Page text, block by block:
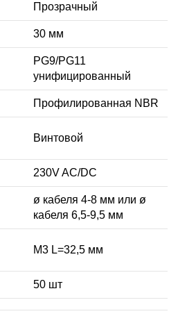
Прозрачный
30 мм
PG9/PG11
унифицированный
Профилированная NBR
Винтовой
230V AC/DC
ø кабеля 4-8 мм или ø
кабеля 6,5-9,5 мм
М3 L=32,5 мм
50 шт